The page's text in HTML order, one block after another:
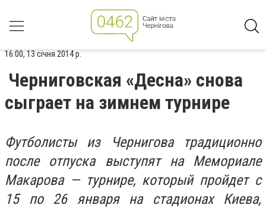
16:00, 13 січня 2014 р.
Черниговская «Десна» снова
сыграет на зимнем турнире
Футболисты из Чернигова традиционно
после отпуска выступят на Мемориале
Макарова — турнире, который пройдет с
15 по 26 января на стадионах Киева,